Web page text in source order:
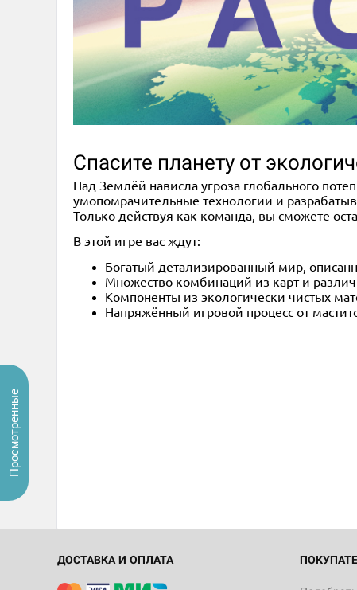
Спасите планету от
Над Землёй нависла угроза глобального
умопомрачительные технологии и
Только действуя как команда, вы сможете
В этой игре вас ждут:
Богатый детализированный мир,
Множество комбинаций из карт и
Компоненты из экологически чистых
Напряжённый игровой процесс от
ДОСТАВКА И ОПЛАТА
Просмотренные